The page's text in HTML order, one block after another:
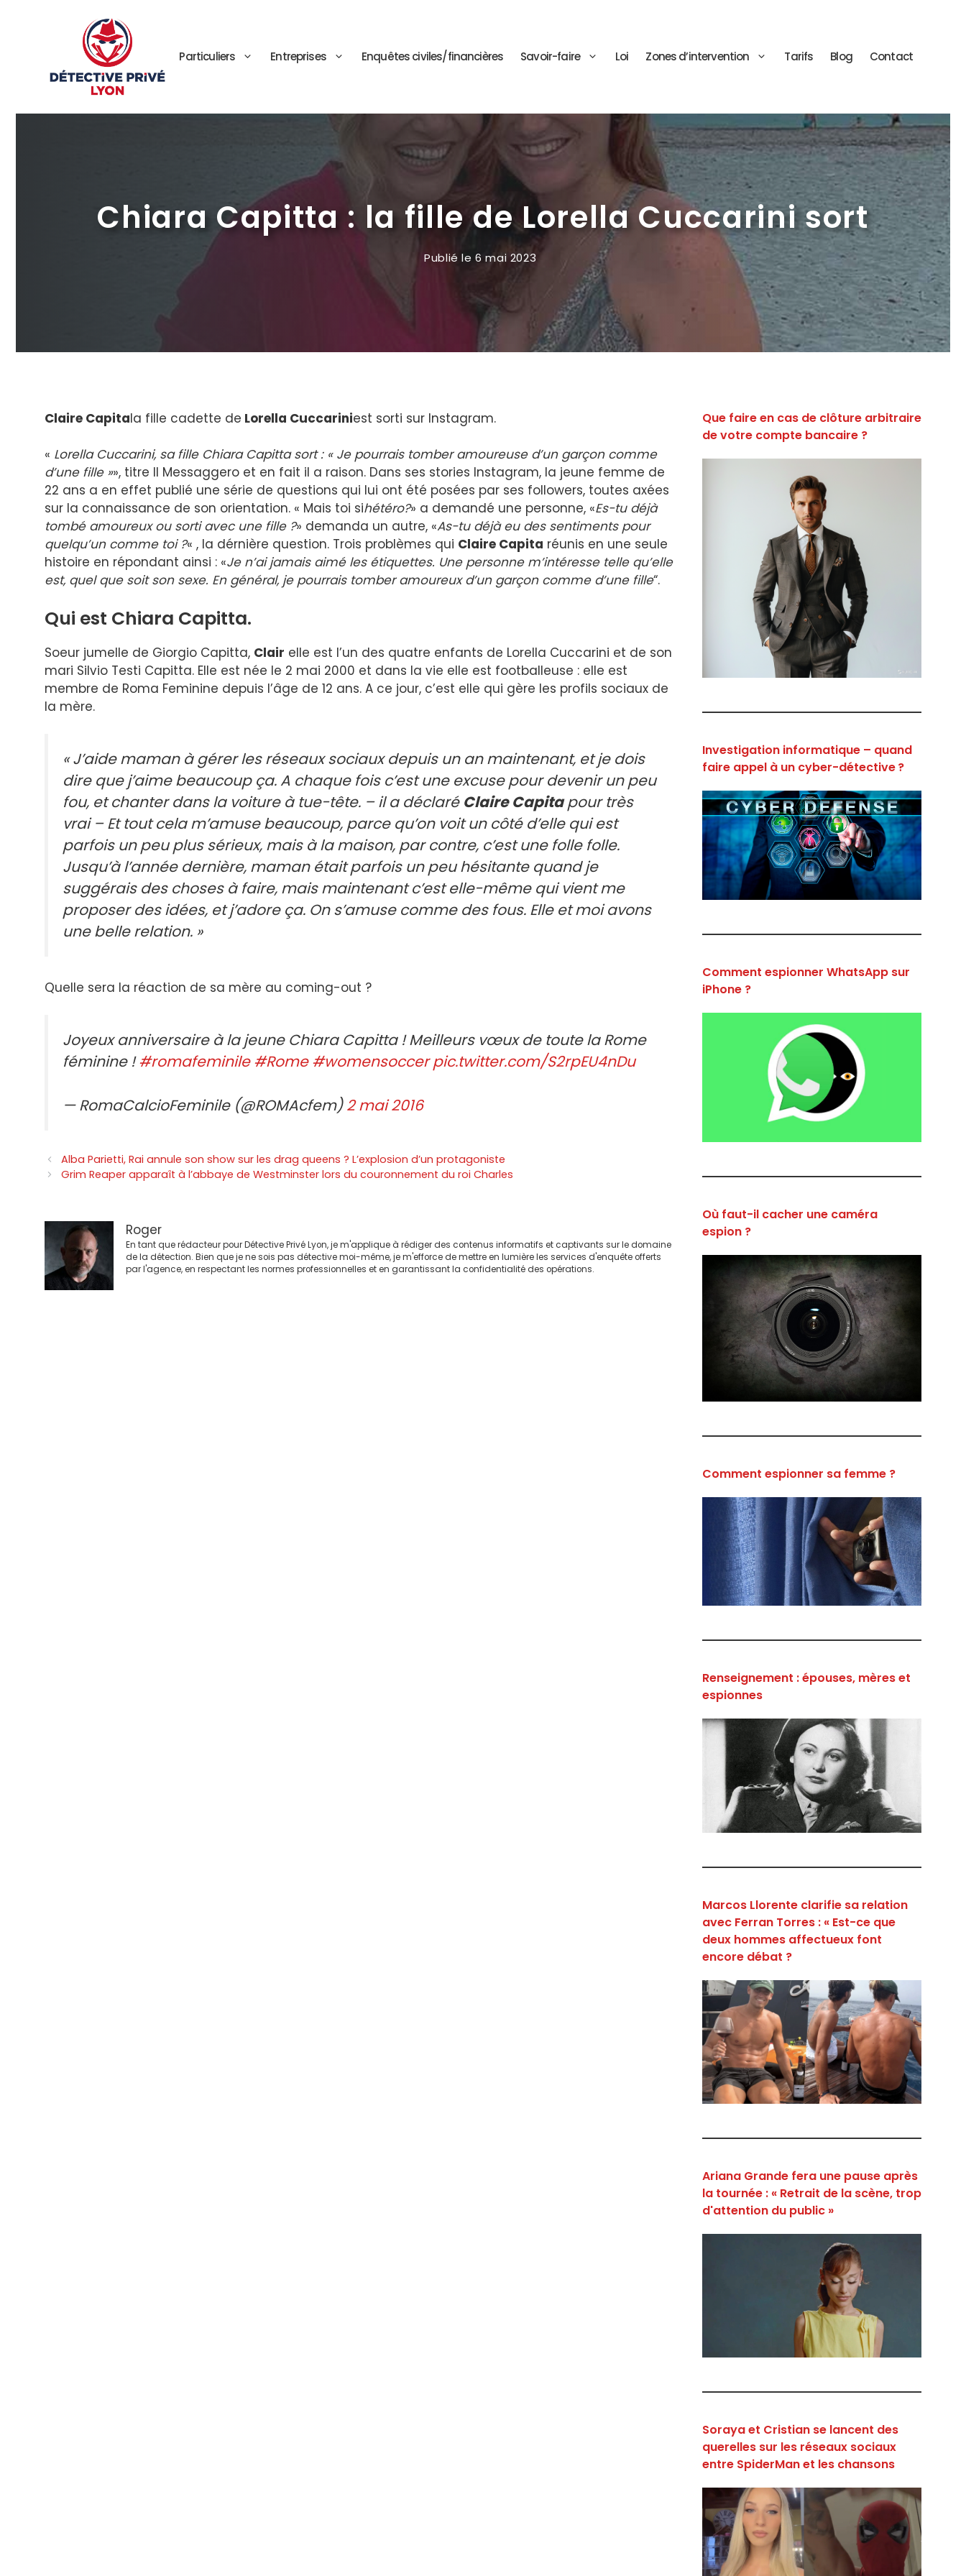
Particuliers Entreprises Enquêtes civiles/financières Savoir-faire Loi Zones d’intervention Tarifs Blog Contact
Chiara Capitta : la fille de Lorella Cuccarini sort
Publié le6 mai 2023
Claire Capitala fille cadette de Lorella Cuccariniest sorti sur Instagram.
« Lorella Cuccarini, sa fille Chiara Capitta sort : « Je pourrais tomber amoureuse d’un garçon comme
d’une fille »», titre Il Messaggero et en fait il a raison. Dans ses stories Instagram, la jeune femme de
22 ans a en effet publié une série de questions qui lui ont été posées par ses followers, toutes axées
sur la connaissance de son orientation. « Mais toi sihétéro?» a demandé une personne, «Es-tu déjà
tombé amoureux ou sorti avec une fille ?» demanda un autre, «As-tu déjà eu des sentiments pour
quelqu’un comme toi ?« , la dérnière question. Trois problèmes qui Claire Capita réunis en une seule
histoire en répondant ainsi : «Je n’ai jamais aimé les étiquettes. Une personne m’intéresse telle qu’elle
est, quel que soit son sexe. En général, je pourrais tomber amoureux d’un garçon comme d’une fille“.
Qui est Chiara Capitta.
Soeur jumelle de Giorgio Capitta, Clair elle est l’un des quatre enfants de Lorella Cuccarini et de son
mari Silvio Testi Capitta. Elle est née le 2 mai 2000 et dans la vie elle est footballeuse : elle est
membre de Roma Feminine depuis l’âge de 12 ans. A ce jour, c’est elle qui gère les profils sociaux de
la mère.
« J’aide maman à gérer les réseaux sociaux depuis un an maintenant, et je dois
dire que j’aime beaucoup ça. A chaque fois c’est une excuse pour devenir un peu
fou, et chanter dans la voiture à tue-tête. – il a déclaré Claire Capitapourtrès
vrai– Et tout cela m’amuse beaucoup, parce qu’on voit un côté d’elle qui est
parfois un peu plus sérieux, mais à la maison, par contre, c’est une folle folle.
Jusqu’à l’année dernière, maman était parfois un peu hésitante quand je
suggérais des choses à faire, mais maintenant c’est elle-même qui vient me
proposer des idées, et j’adore ça. On s’amuse comme des fous. Elle et moi avons
une belle relation. »
Quelle sera la réaction de sa mère au coming-out ?
Joyeux anniversaire à la jeune Chiara Capitta ! Meilleurs vœux de toute la Rome
féminine !#romafeminile #Rome #womensoccer pic.twitter.com/S2rpEU4nDu
— RomaCalcioFeminile (@ROMAcfem)2 mai 2016
Navigation
des
Alba Parietti, Rai annule son show sur les drag queens ? L’explosion d’un protagoniste
Grim Reaper apparaît à l’abbaye de Westminster lors du couronnement du roi Charles
Roger
En tant que rédacteur pour Détective Privé Lyon, je m'applique à rédiger des contenus informatifs et captivants sur le domaine
de la détection. Bien que je ne sois pas détective moi-même, je m'efforce de mettre en lumière les services d'enquête offerts
par l'agence, en respectant les normes professionnelles et en garantissant la confidentialité des opérations.
Que faire en cas de clôture arbitraire
de votre compte bancaire ?
Investigation informatique – quand
faire appel à un cyber-détective ?
Comment espionner WhatsApp sur
iPhone ?
Où faut-il cacher une caméra
espion ?
Comment espionner sa femme ?
Renseignement : épouses, mères et
espionnes
Marcos Llorente clarifie sa relation
avec Ferran Torres : « Est-ce que
deux hommes affectueux font
encore débat ?
Ariana Grande fera une pause après
la tournée : « Retrait de la scène, trop
d'attention du public »
Soraya et Cristian se lancent des
querelles sur les réseaux sociaux
entre SpiderMan et les chansons